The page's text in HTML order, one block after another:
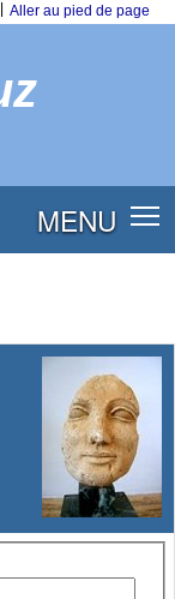
Aller au pied de page
MENU